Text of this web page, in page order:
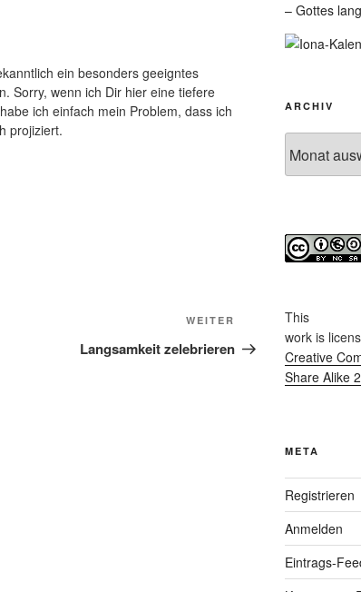
ein besonders geeigntes
Sorry, wenn ich Dir hier eine tiefere
ich einfach mein Problem, dass ich
projiziert.
Nächster
Beitrag
WEITER
Langsamkeit zelebrieren
– Gottes
ARCHIV
This
workis
Creative
Share Alike
META
Registrieren
Anmelden
Eintrags-